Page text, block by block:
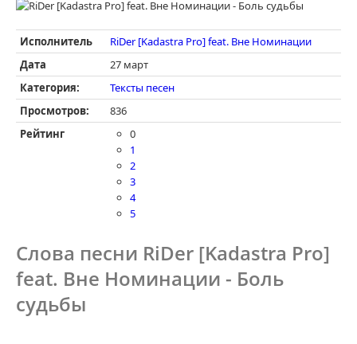
Исполнитель
RiDer [Kadastra Pro] feat. Вне Номинации
Дата
27 март
Категория:
Тексты песен
Просмотров:
836
Рейтинг
0
1
2
3
4
5
Слова песни RiDer [Kadastra Pro]
feat. Вне Номинации - Боль
судьбы